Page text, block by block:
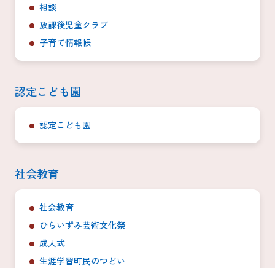
相談
放課後児童クラブ
子育て情報帳
認定こども園
認定こども園
社会教育
社会教育
ひらいずみ芸術文化祭
成人式
生涯学習町民のつどい